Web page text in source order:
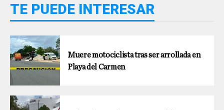
TE PUEDE INTERESAR
Muere motociclista tras ser arrollada en
Playa del Carmen